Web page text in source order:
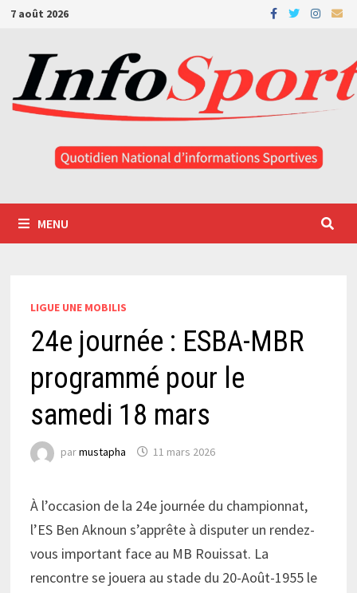
Passer
contenu
7 août 2026
MENU
LIGUE UNE MOBILIS
24e journée : ESBA-MBR
programmé pour le
samedi 18 mars
parmustapha 11 mars 2026
À l’occasion de la 24e journée du championnat,
l’ES Ben Aknoun s’apprête à disputer un rendez-
vous important face au MB Rouissat. La
rencontre se jouera au stade du 20-Août-1955 le